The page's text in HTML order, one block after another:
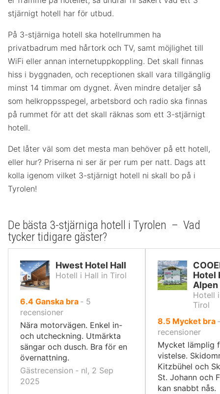
stjärnigt hotell har för utbud.
På 3-stjärniga hotell ska hotellrummen ha
privatbadrum med hårtork och TV, samt möjlighet till
WiFi eller annan internetuppkoppling. Det skall finnas
hiss i byggnaden, och receptionen skall vara tillgänglig
minst 14 timmar om dygnet. Även mindre detaljer så
som helkroppsspegel, arbetsbord och radio ska finnas
på rummet för att det skall räknas som ett 3-stjärnigt
hotell.
Det låter väl som det mesta man behöver på ett hotell,
eller hur? Priserna ni ser är per rum per natt. Dags att
kolla igenom vilket 3-stjärnigt hotell ni skall bo på i
Tyrolen!
De bästa 3-stjärniga hotell i Tyrolen – Vad
tycker tidigare gäster?
Hwest Hotel Hall
Hotell i Hall in Tirol
6.4av
10,
Ganska bra ‐ 5
recensioner
Nära motorvägen. Enkel in-
och utcheckning. Utmärkta
sängar och dusch. Bra för en
övernattning.
Gästrecension ‐ nl, 2 Sep
2025
Hotel
Alpen
Hotell
Tirol
8.5av
10,
Mycket bra
recensioner
Mycket lämplig
vistelse.
Kitzbühel och
St. Johann och
kan snabbt nås.